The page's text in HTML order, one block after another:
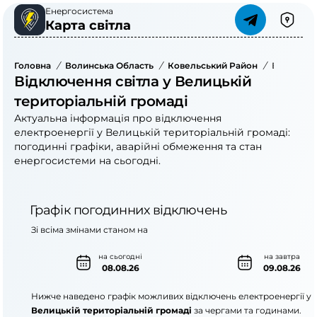
Енергосистема
Карта світла
Головна / Волинська Область / Ковельський Район / Велицька
Відключення світла у Велицькій
територіальній громаді
Актуальна інформація про відключення
електроенергії у Велицькій територіальній громаді:
погодинні графіки, аварійні обмеження та стан
енергосистеми на сьогодні.
Графік погодинних відключень
на сьогодні
08.08.26
на завтра
09.08.26
Зі всіма змінами станом на
Нижче наведено графік можливих відключень електроенергії у
Велицькій територіальній громаді за чергами та годинами.